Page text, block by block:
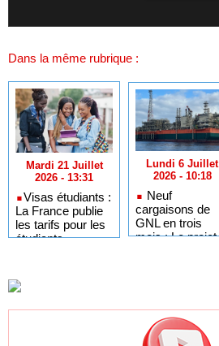
Dans la même rubrique :
Mardi 21 Juillet
2026 - 13:31
​Visas étudiants :
La France publie
les tarifs pour les
étudiants
africains
Lundi 6 Juillet
2026 - 10:18
Neuf
cargaisons de
GNL en trois
mois : Le projet